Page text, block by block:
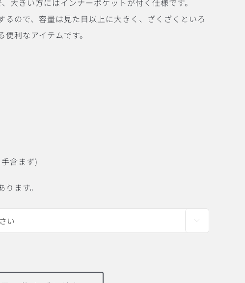
大きい方にはインナーポケットが付く仕様です。
るので、容量は見た目以上に大きく、ざくざくといろ
利なアイテムです。
含まず)
ます。
